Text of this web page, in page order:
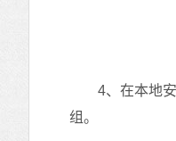
4、在本地安
组。